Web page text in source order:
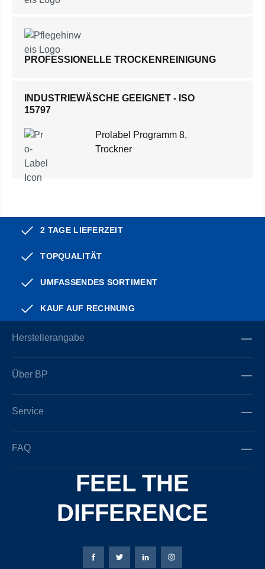
PROFESSIONELLE TROCKENREINIGUNG
INDUSTRIEWÄSCHE GEEIGNET - ISO
15797
Prolabel Programm 8,
Trockner
2 TAGE LIEFERZEIT
TOPQUALITÄT
UMFASSENDES SORTIMENT
KAUF AUF RECHNUNG
Herstellerangabe
Über BP
Service
FAQ
FEEL THE
DIFFERENCE
Bierbaum-Proenen Facebook-Seite
Bierbaum-Proenen Twitter Seite
Bierbaum-Proenen LinkedIn
Bierbaum-Proenen